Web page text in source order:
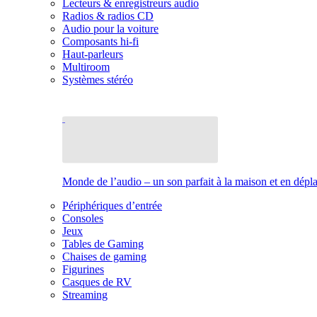
Lecteurs & enregistreurs audio
Radios & radios CD
Audio pour la voiture
Composants hi-fi
Haut-parleurs
Multiroom
Systèmes stéréo
Monde de l’audio – un son parfait à la maison et en
Périphériques d’entrée
Consoles
Jeux
Tables de Gaming
Chaises de gaming
Figurines
Casques de RV
Streaming